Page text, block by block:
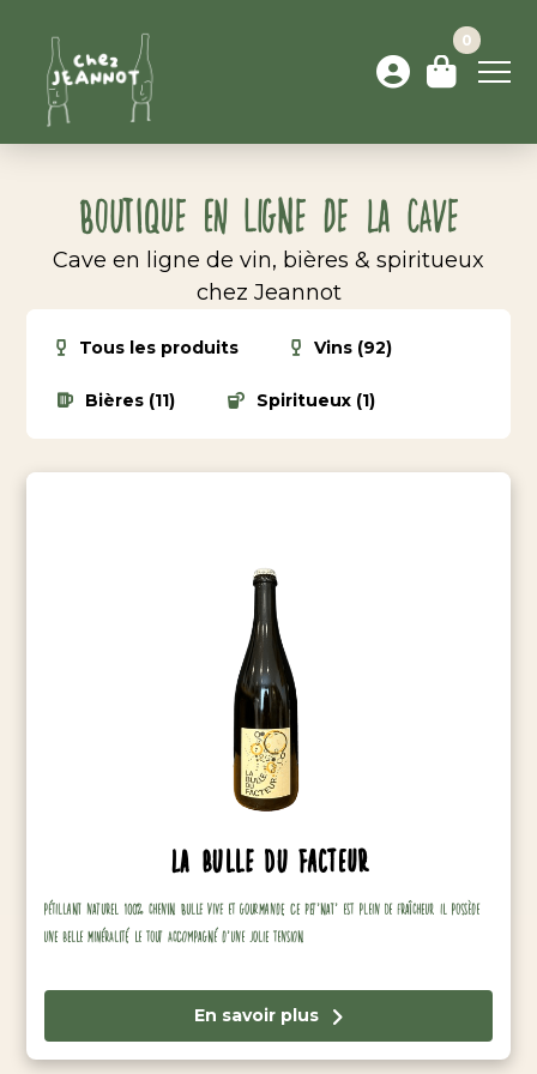
0
Boutique en ligne de la cave
Cave en ligne de vin, bières & spiritueux
chez Jeannot
Tous les produits Vins (92)
Bières (11) Spiritueux (1)
La Bulle du Facteur
PÉTILLANT NATUREL 100% CHENIN. BULLE VIVE ET GOURMANDE, CE PET’NAT’ EST PLEIN DE FRAÎCHEUR. IL POSSÈDE
UNE BELLE MINÉRALITÉ, LE TOUT ACCOMPAGNÉ D’UNE JOLIE TENSION.
En savoir plus